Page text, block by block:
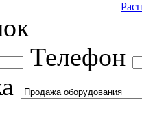
Телефон